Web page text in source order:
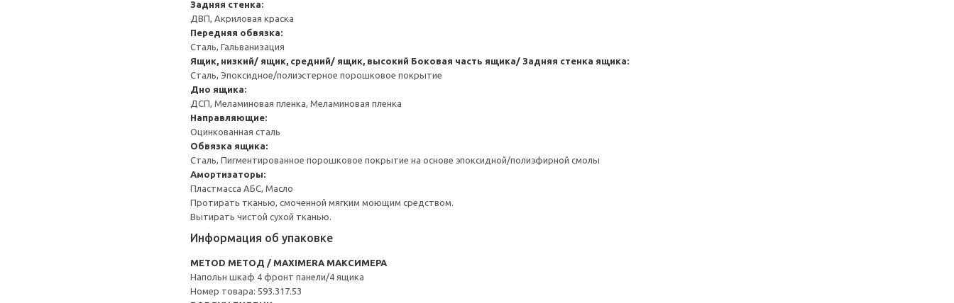
Задняя стенка:
ДВП, Акриловая краска
Передняя обвязка:
Сталь, Гальванизация
Ящик, низкий/ ящик, средний/ ящик, высокий Боковая часть ящика/ Задняя стенка ящика:
Сталь, Эпоксидное/полиэстерное порошковое покрытие
Дно ящика:
ДСП, Меламиновая пленка, Меламиновая пленка
Направляющие:
Оцинкованная сталь
Обвязка ящика:
Сталь, Пигментированное порошковое покрытие на основе эпоксидной/полиэфирной смолы
Амортизаторы:
Пластмасса АБС, Масло
Протирать тканью, смоченной мягким моющим средством.
Вытирать чистой сухой тканью.
Информация об упаковке
METOD МЕТОД / MAXIMERA МАКСИМЕРА
Напольн шкаф 4 фронт панели/4 ящика
Номер товара: 593.317.53